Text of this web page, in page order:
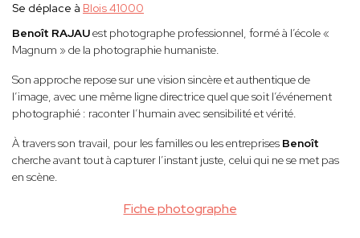
Fiche photographe
Se déplace à Blois 41000
Benoît RAJAUest photographe professionnel, formé à l’école «
Magnum » de la photographie humaniste.
Son approche repose sur une vision sincère et authentique de
l’image, avec une même ligne directrice quel que soit l’événement
photographié : raconter l’humain avec sensibilité et vérité.
À travers son travail, pour les familles ou les entreprises Benoît
cherche avant tout à capturer l’instant juste, celui qui ne se met pas
en scène.